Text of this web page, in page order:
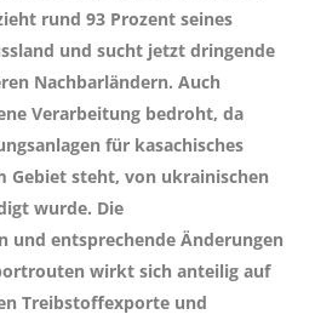
rund 93 Prozent seines
und sucht jetzt dringende
Nachbarländern. Auch
Verarbeitung bedroht, da
für kasachisches
Gebiet steht, von ukrainischen
wurde. Die
und entsprechende Änderungen
wirkt sich anteilig auf
Treibstoffexporte und